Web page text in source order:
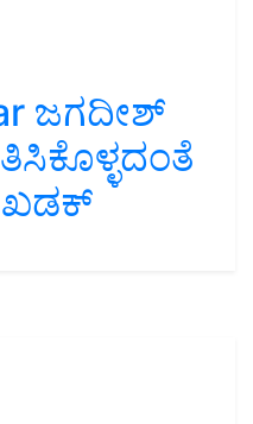
ಜಗದೀಶ್‌
ಖಡಕ್‌